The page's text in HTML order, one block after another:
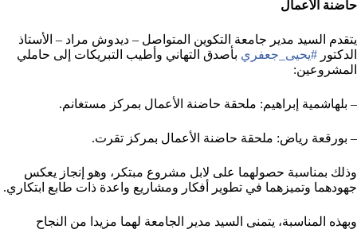
حاضنة الأعمال
يتقدم السيد مدير جامعة التكوين المتواصل – ديدوش مراد – الأستاذ
الدكتور #يحيى_جعفري بأصدق التهاني وأطيب التبريكات إلى حاملي
المشروعين:
– بلهاشمية إبراهيم: ملحقة حاضنة الأعمال بمركز مستغانم.
– بورقعة رياض: ملحقة حاضنة الأعمال بمركز تقرت.
وذلك بمناسبة حصولهما على لابل مشروع مبتكر، وهو إنجاز يعكس
جهودهما وتميزهما في تطوير أفكار ومشاريع واعدة ذات طابع ابتكاري.
وبهذه المناسبة، يتمنى السيد مدير الجامعة لهما مزيدا من النجاح